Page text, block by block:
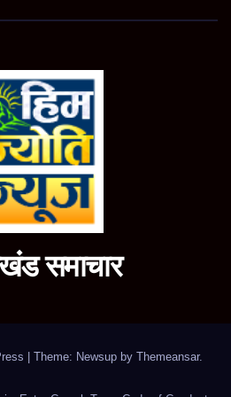
समाचार
Theme: Newsup by Themeansar.